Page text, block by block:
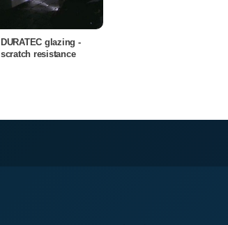
DURATEC glazing -
scratch resistance